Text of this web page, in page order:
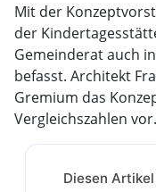
Mit der
der
Gemeinderat auch
befasst. Architekt
Gremium das
Vergleichszahlen vor.
Diesen